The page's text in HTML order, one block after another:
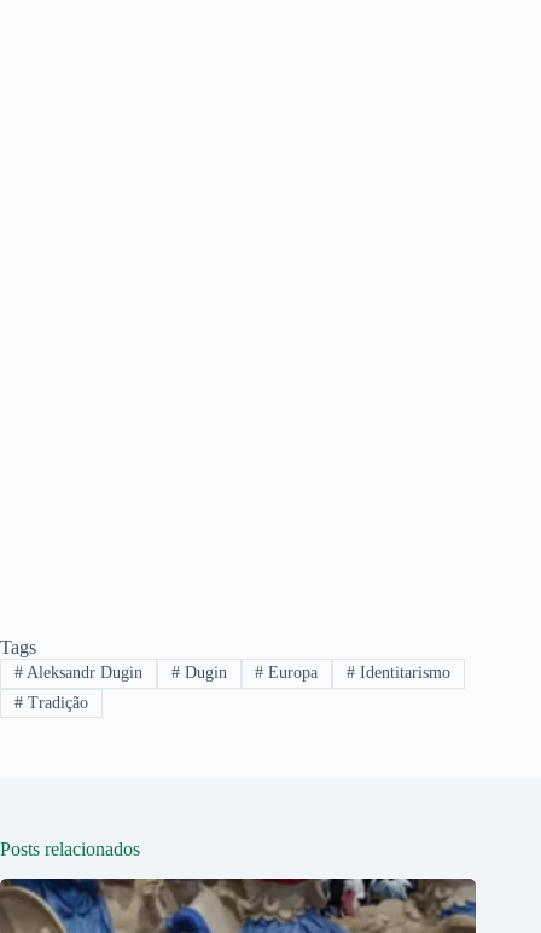
Tags
#Aleksandr Dugin #Dugin # Europa # Identitarismo
#Tradição
Posts relacionados